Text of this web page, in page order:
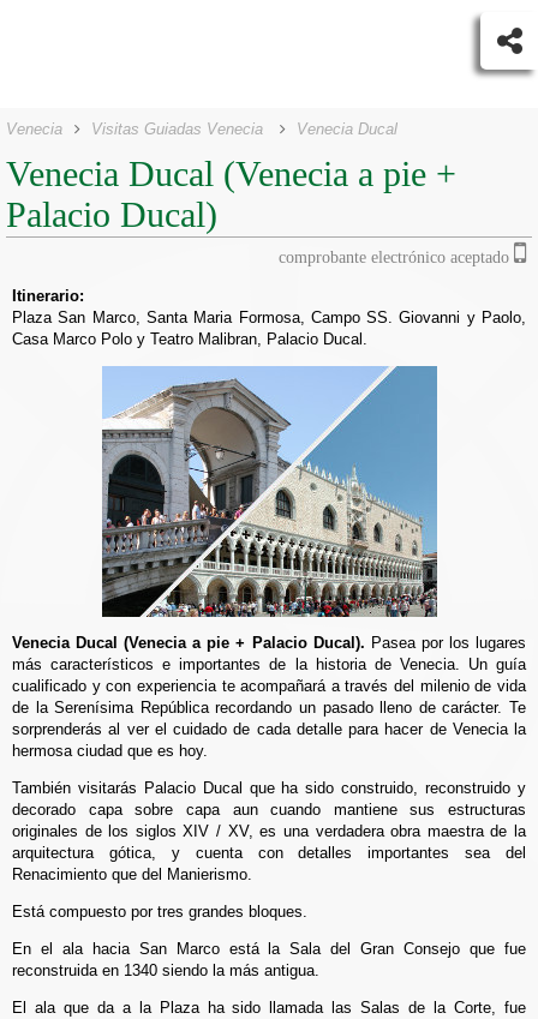
Venecia Visitas Guiadas Venecia Venecia Ducal
Venecia Ducal (Venecia a pie +
Palacio Ducal)
comprobante electrónico aceptado
Itinerario:
Plaza San Marco, Santa Maria Formosa, Campo SS. Giovanni y Paolo,
Casa Marco Polo y Teatro Malibran, Palacio Ducal.
Venecia Ducal (Venecia a pie + Palacio Ducal). Pasea por los lugares
más característicos e importantes de la historia de Venecia. Un guía
cualificado y con experiencia te acompañará a través del milenio de vida
de la Serenísima República recordando un pasado lleno de carácter. Te
sorprenderás al ver el cuidado de cada detalle para hacer de Venecia la
hermosa ciudad que es hoy.
También visitarás Palacio Ducal que ha sido construido, reconstruido y
decorado capa sobre capa aun cuando mantiene sus estructuras
originales de los siglos XIV / XV, es una verdadera obra maestra de la
arquitectura gótica, y cuenta con detalles importantes sea del
Renacimiento que del Manierismo.
Está compuesto por tres grandes bloques.
En el ala hacia San Marco está la Sala del Gran Consejo que fue
reconstruida en 1340 siendo la más antigua.
El ala que da a la Plaza ha sido llamada las Salas de la Corte, fue